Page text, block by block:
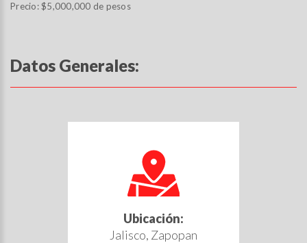
Precio: $5,000,000 de pesos
Datos Generales:
Ubicación:
Jalisco, Zapopan